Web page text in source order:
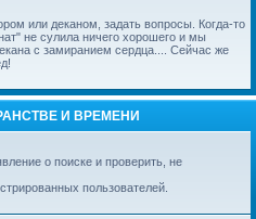
или деканом, задать вопросы. Когда-то
не сулила ничего хорошего и мы
с замиранием сердца.... Сейчас же
И ВРЕМЕНИ
о поиске и проверить, не
пользователей.